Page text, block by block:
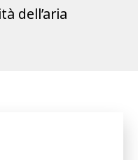
dell’aria